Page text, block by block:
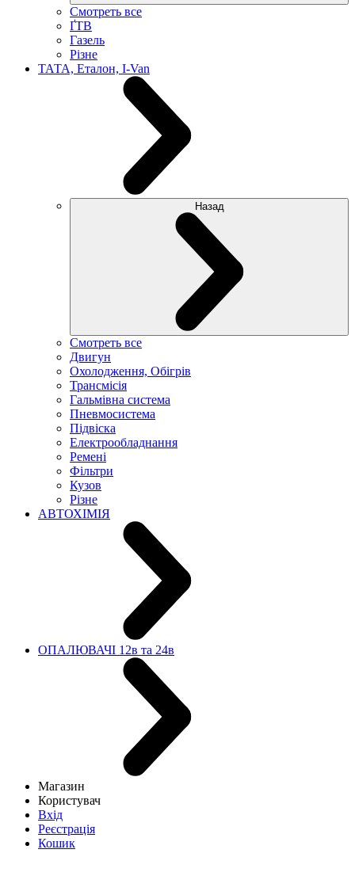
Смотреть все
ҐТВ
Газель
Різне
ТАТА, Еталон, I-Van
Назад
Смотреть все
Двигун
Охолодження, Обігрів
Трансмісія
Гальмівна система
Пневмосистема
Підвіска
Електрообладнання
Ремені
Фільтри
Кузов
Різне
АВТОХІМІЯ
ОПАЛЮВАЧІ 12в та 24в
Магазин
Користувач
Вхід
Реєстрація
Кошик